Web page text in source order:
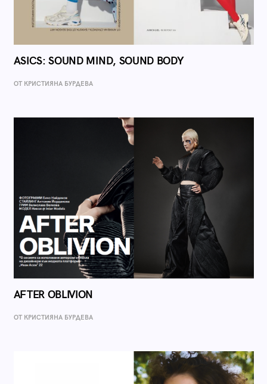
ASICS: SOUND MIND, SOUND BODY
ОТ КРИСТИЯНА БУРДЕВА
AFTER OBLIVION
ОТ КРИСТИЯНА БУРДЕВА